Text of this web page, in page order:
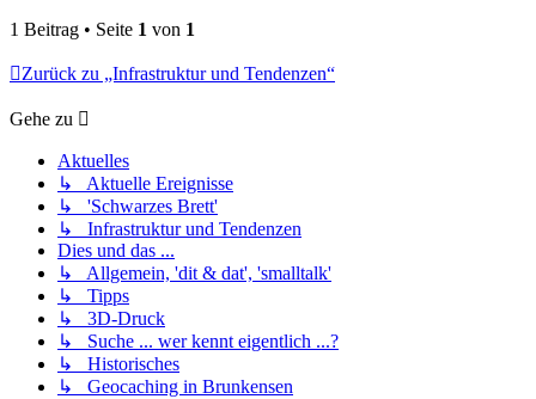
1 Beitrag • Seite 1 von 1
Zurück zu „Infrastruktur und Tendenzen“
Gehe zu
Aktuelles
↳ Aktuelle Ereignisse
↳ 'Schwarzes Brett'
↳ Infrastruktur und Tendenzen
Dies und das ...
↳ Allgemein, 'dit & dat', 'smalltalk'
↳ Tipps
↳ 3D-Druck
↳ Suche ... wer kennt eigentlich ...?
↳ Historisches
↳ Geocaching in Brunkensen